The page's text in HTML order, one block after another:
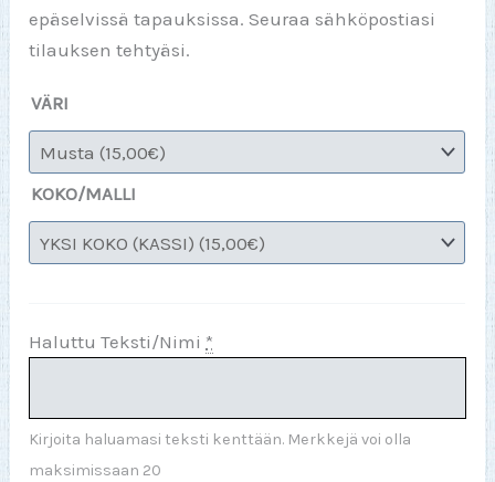
epäselvissä tapauksissa. Seuraa sähköpostiasi
tilauksen tehtyäsi.
VÄRI
KOKO/MALLI
Haluttu Teksti/Nimi *
Kirjoita haluamasi teksti kenttään. Merkkejä voi olla
maksimissaan 20